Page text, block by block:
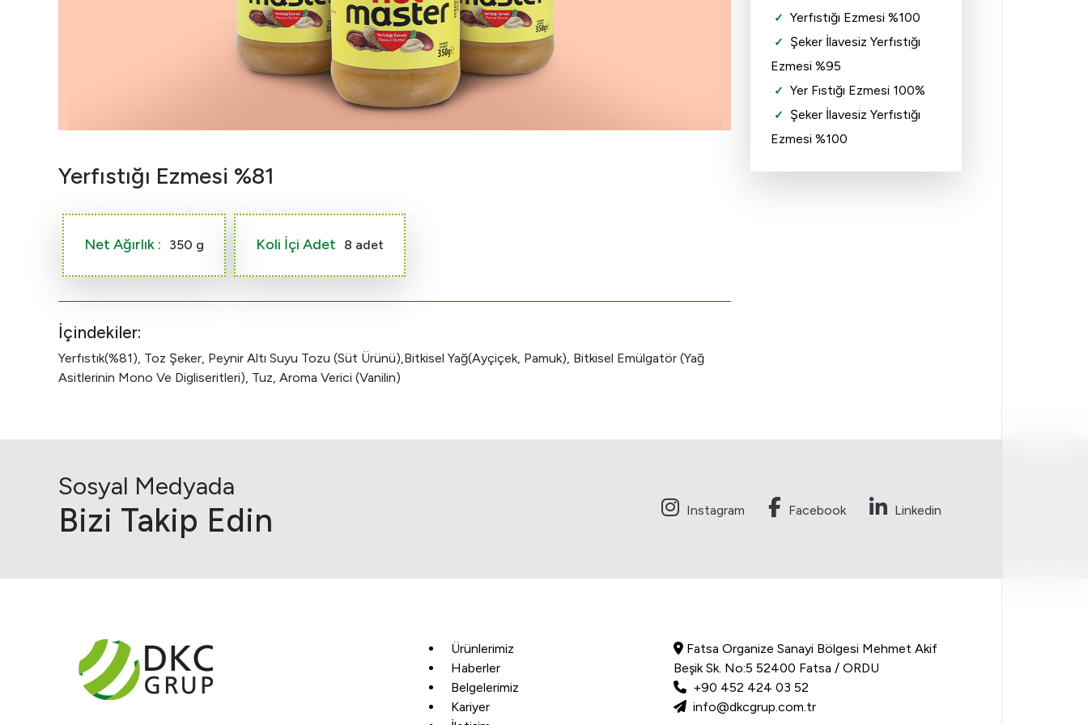
Yerfıstığı Ezmesi %81
Net Ağırlık : 350 g Koli İçi Adet 8 adet
İçindekiler:
Yerfıstık(%81), Toz Şeker, Peynir Altı Suyu Tozu (Süt Ürünü),Bitkisel Yağ(Ayçiçek, Pamuk), Bitkisel Emülgatör (Yağ
Asitlerinin Mono Ve Digliseritleri), Tuz, Aroma Verici (Vanilin)
Yerfıstığı Ezmesi %100
Şeker İlavesiz Yerfıstığı
Ezmesi %95
Yer Fıstığı Ezmesi 100%
Şeker İlavesiz Yerfıstığı
Ezmesi %100
Sosyal Medyada
Bizi Takip Edin Instagram Facebook Linkedin
Ürünlerimiz
Haberler
Belgelerimiz
Kariyer
Fatsa Organize Sanayi Bölgesi Mehmet Akif
Beşik Sk. No:5 52400 Fatsa / ORDU
+90 452 424 03 52
info@dkcgrup.com.tr